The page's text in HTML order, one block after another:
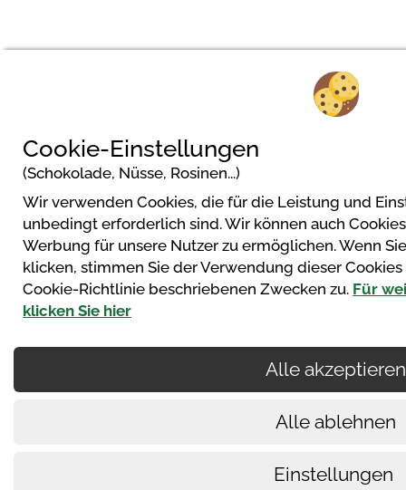
Cookie-Einstellungen
(Schokolade, Nüsse, Rosinen...)
Wir verwenden Cookies, die für die Leistung und
unbedingt erforderlich sind. Wir können auch
Werbung für unsere Nutzer zu ermöglichen. Wenn
klicken, stimmen Sie der Verwendung dieser
Cookie-Richtlinie beschriebenen Zwecken zu. Für
klicken Sie hier
Alle akzeptieren
Alle ablehnen
Einstellungen